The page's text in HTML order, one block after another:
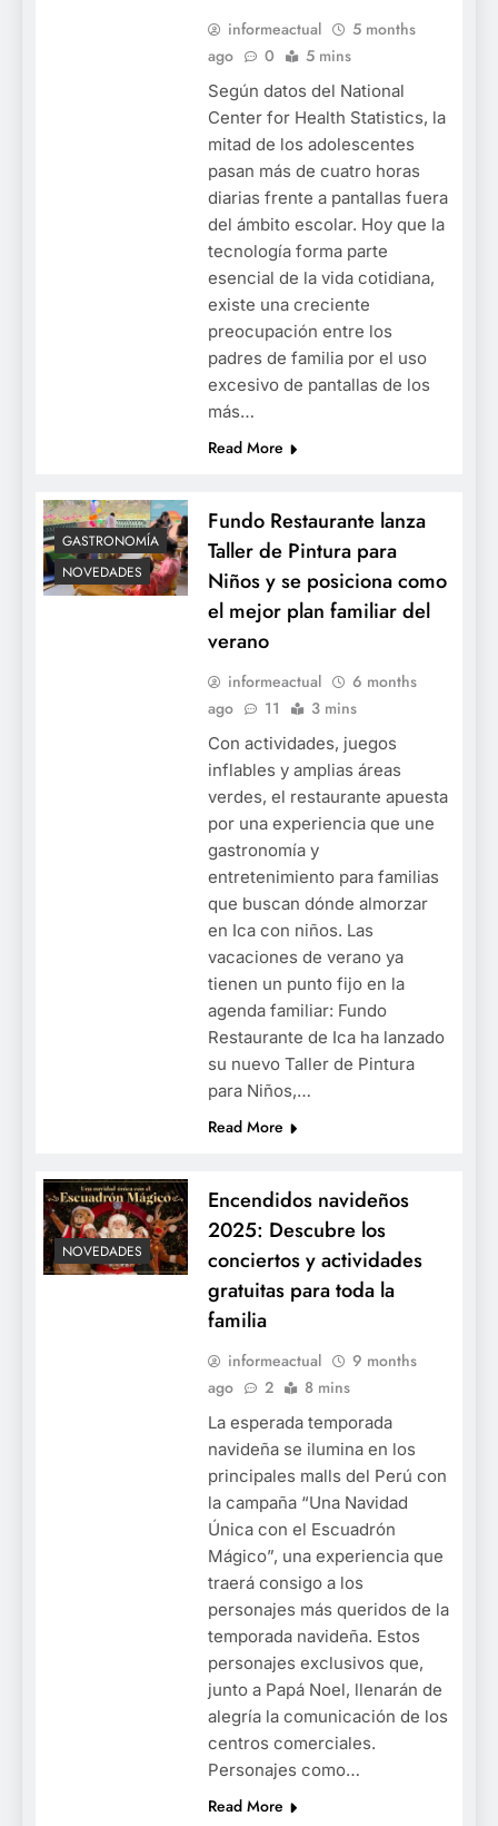
informeactual
5 months
ago
0 5 mins
Según datos del National
Center for Health Statistics, la
mitad de los adolescentes
pasan más de cuatro horas
diarias frente a pantallas fuera
del ámbito escolar. Hoy que la
tecnología forma parte
esencial de la vida cotidiana,
existe una creciente
preocupación entre los
padres de familia por el uso
excesivo de pantallas de los
más…
Read More
GASTRONOMÍA
NOVEDADES
Fundo Restaurante lanza
Taller de Pintura para
Niños y se posiciona como
el mejor plan familiar del
verano
informeactual
6 months
ago
11 3 mins
Con actividades, juegos
inflables y amplias áreas
verdes, el restaurante apuesta
por una experiencia que une
gastronomía y
entretenimiento para familias
que buscan dónde almorzar
en Ica con niños. Las
vacaciones de verano ya
tienen un punto fijo en la
agenda familiar: Fundo
Restaurante de Ica ha lanzado
su nuevo Taller de Pintura
para Niños,…
Read More
NOVEDADES
Encendidos navideños
2025: Descubre los
conciertos y actividades
gratuitas para toda la
familia
informeactual
9 months
ago
2 8 mins
La esperada temporada
navideña se ilumina en los
principales malls del Perú con
la campaña “Una Navidad
Única con el Escuadrón
Mágico”, una experiencia que
traerá consigo a los
personajes más queridos de la
temporada navideña. Estos
personajes exclusivos que,
junto a Papá Noel, llenarán de
alegría la comunicación de los
centros comerciales.
Personajes como…
Read More